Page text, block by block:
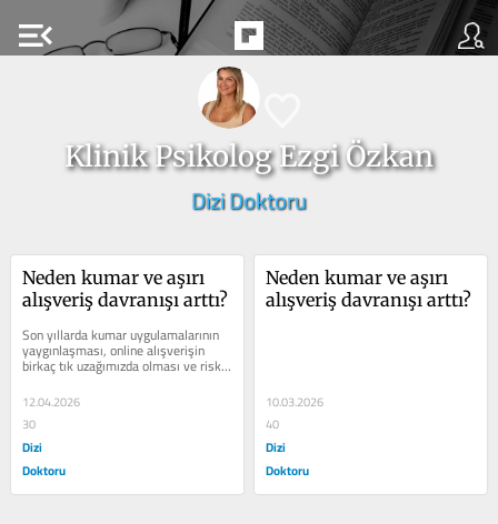
menu_open
Klinik Psikolog Ezgi Özkan
Dizi Doktoru
Neden kumar ve aşırı
alışveriş davranışı arttı?
Son yıllarda kumar uygulamalarının
yaygınlaşması, online alışverişin
birkaç tık uzağımızda olması ve riskli
finansal hamlelerin sosyal...
12.04.2026
30
Dizi
Doktoru
Neden kumar ve aşırı
alışveriş davranışı arttı?
10.03.2026
40
Dizi
Doktoru